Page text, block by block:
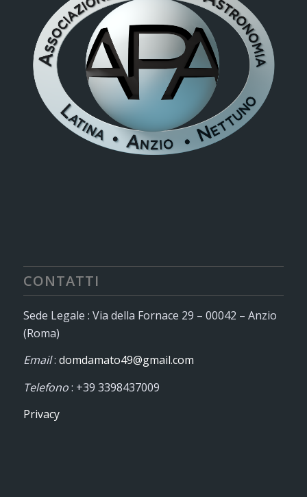
CONTATTI
Sede Legale : Via della Fornace 29 – 00042 – Anzio
(Roma)
Email: domdamato49@gmail.com
Telefono: +39 3398437009
Privacy